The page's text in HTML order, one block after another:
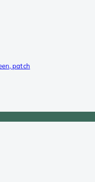
patch